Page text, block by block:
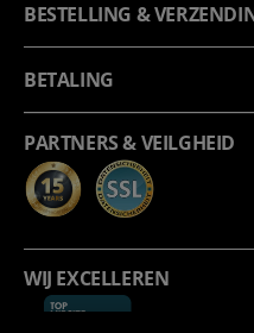
BESTELLING &
BETALING
PARTNERS & VEILGHEID
WIJ EXCELLEREN